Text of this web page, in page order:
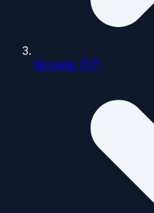
Moselle (57)